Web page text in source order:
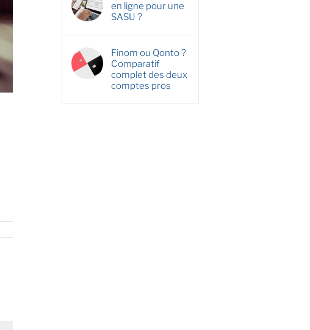
en ligne pour une
SASU ?
Finom ou Qonto ?
Comparatif
complet des deux
comptes pros